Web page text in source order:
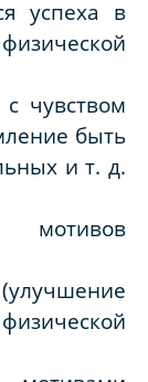
успеха в
чувством
быть
и т. д.
мотивов